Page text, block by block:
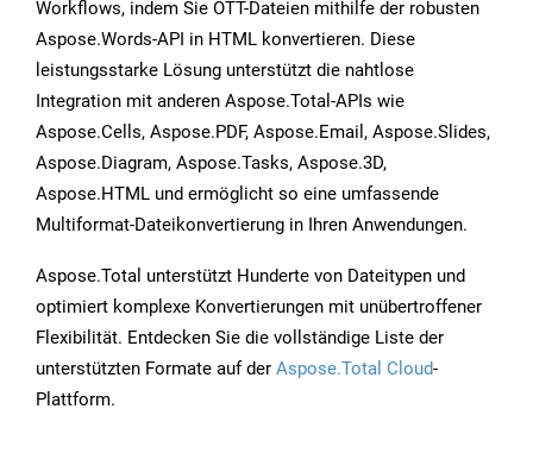
Workflows, indem Sie OTT-Dateien mithilfe der robusten
Aspose.Words-API in HTML konvertieren. Diese
leistungsstarke Lösung unterstützt die nahtlose
Integration mit anderen Aspose.Total-APIs wie
Aspose.Cells, Aspose.PDF, Aspose.Email, Aspose.Slides,
Aspose.Diagram, Aspose.Tasks, Aspose.3D,
Aspose.HTML und ermöglicht so eine umfassende
Multiformat-Dateikonvertierung in Ihren Anwendungen.
Aspose.Total unterstützt Hunderte von Dateitypen und
optimiert komplexe Konvertierungen mit unübertroffener
Flexibilität. Entdecken Sie die vollständige Liste der
unterstützten Formate auf der Aspose.Total Cloud-
Plattform.